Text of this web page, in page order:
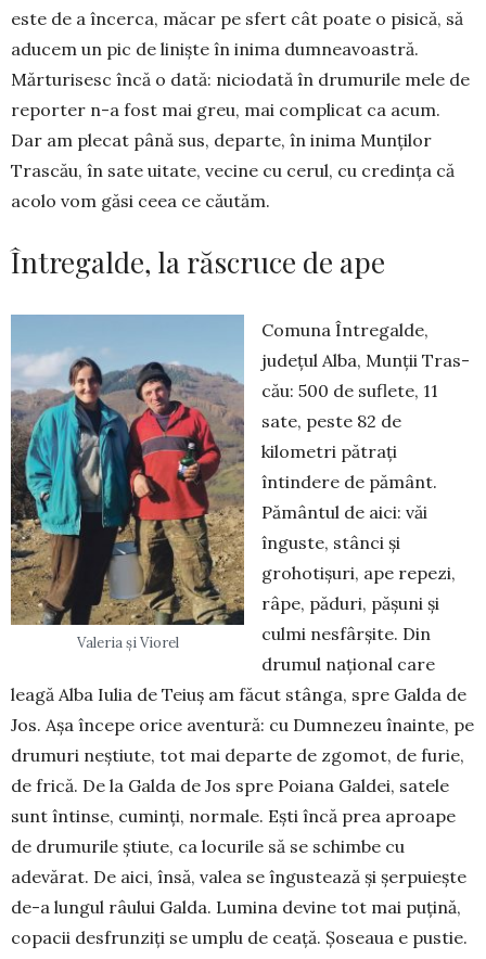
este de a încerca, măcar pe sfert cât poate o pisică, să
aducem un pic de li­niște în ini­ma dumneavoastră.
Mărtu­risesc încă o dată: niciodată în drumu­rile mele de
reporter n-a fost mai greu, mai complicat ca acum.
Dar am plecat până sus, de­parte, în inima Munților
Trascău, în sate uitate, vecine cu cerul, cu credința că
acolo vom găsi ceea ce căutăm.
Întregalde, la răscruce de ape
Valeria și Viorel
Comuna Întregalde,
județul Alba, Munții Tras­
cău: 500 de suflete, 11
sate, peste 82 de
kilometri pătrați
întindere de pământ.
Pământul de aici: văi
înguste, stânci și
grohotișuri, ape repezi,
râpe, pă­duri, pășuni și
culmi nesfârșite. Din
drumul național care
leagă Alba Iulia de Teiuș am făcut stânga, spre Galda de
Jos. Așa începe orice aventură: cu Dum­nezeu înainte, pe
drumuri neștiute, tot mai departe de zgomot, de furie,
de frică. De la Galda de Jos spre Poiana Galdei, satele
sunt întinse, cuminți, nor­male. Ești încă prea aproape
de drumurile știute, ca locurile să se schimbe cu
adevărat. De aici, însă, valea se îngustează și șerpuiește
de-a lungul râului Galda. Lumina devine tot mai puțină,
copacii des­frunziți se umplu de ceață. Șoseaua e pustie.